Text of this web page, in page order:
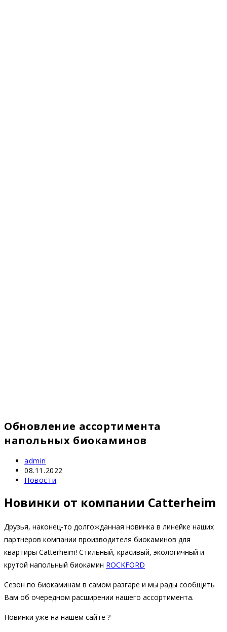
Обновление ассортимента
напольных биокаминов
Автор
записи:
admin
Запись
опубликована:
08.11.2022
Рубрика
Новости
Новинки от компании Catterheim
Друзья, наконец-то долгожданная новинка в линейке наших
партнеров компании производителя биокаминов для
квартиры Catterheim! Стильный, красивый, экологичный и
крутой напольный биокамин ROCKFORD
Сезон по биокаминам в самом разгаре и мы рады сообщить
Вам об очередном расширении нашего ассортимента.
Новинки уже на нашем сайте ?